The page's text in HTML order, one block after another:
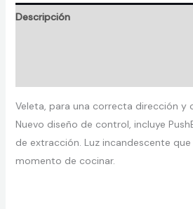
Mabe
Descripción
Veleta, para una correcta dirección y
Nuevo diseño de control, incluye
de extracción. Luz incandescente
momento de cocinar.